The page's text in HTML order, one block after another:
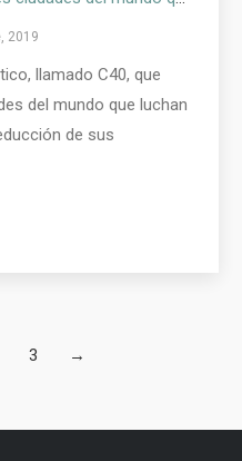
2019
llamado C40, que
del mundo que luchan
de sus
3 →